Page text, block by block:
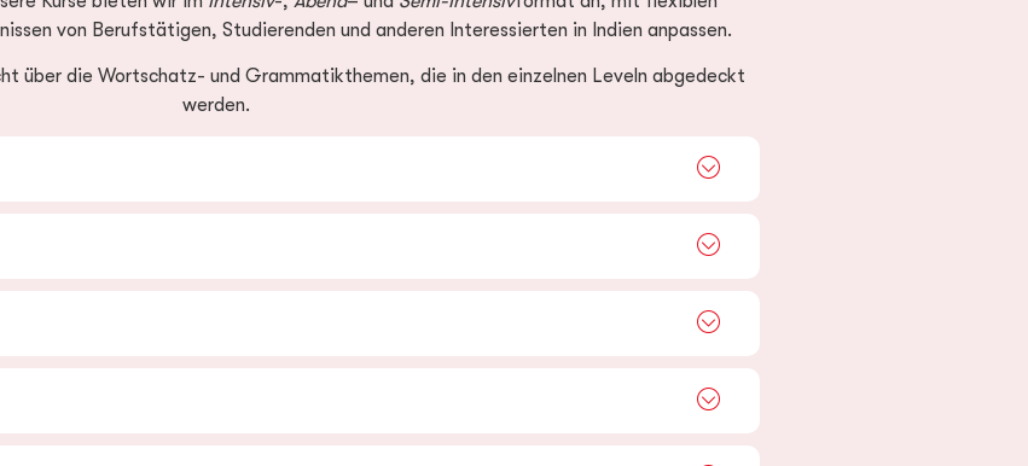
von Berufstätigen, Studierenden und anderen Interessierten in Indien anpassen.
über die Wortschatz- und Grammatikthemen, die in den einzelnen Leveln abgedeckt
werden.